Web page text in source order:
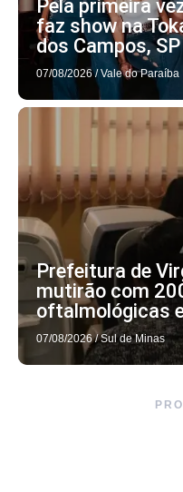
Pela primeira
faz show na
dos Campos,
07/08/2026 / Vale do Paraíba
Prefeitura de
mutirão com
oftalmológicas
07/08/2026 / Sul de Minas